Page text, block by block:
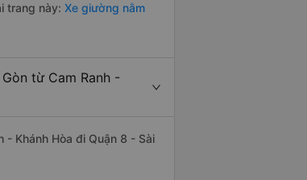
trang này: Xe giường nằm
từ Cam Ranh -
- Khánh Hòa đi Quận 8 - Sài